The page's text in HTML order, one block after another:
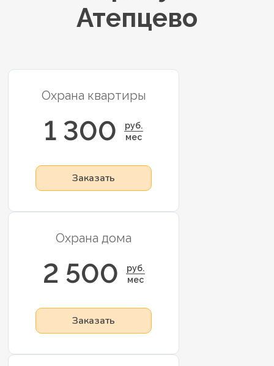
Атепцево
Охрана квартиры
1 300
руб.
мес
Заказать
Охрана дома
2 500
руб.
мес
Заказать